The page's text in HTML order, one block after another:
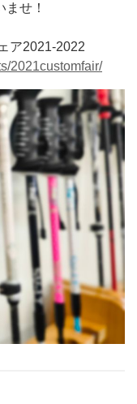
せ！
ア2021-2022
2021customfair/